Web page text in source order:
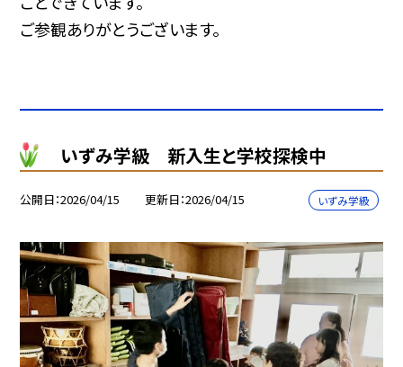
ご参観ありがとうございます。
いずみ学級 新入生と学校探検中
公開日 2026/04/15 更新日 2026/04/15 いずみ学級